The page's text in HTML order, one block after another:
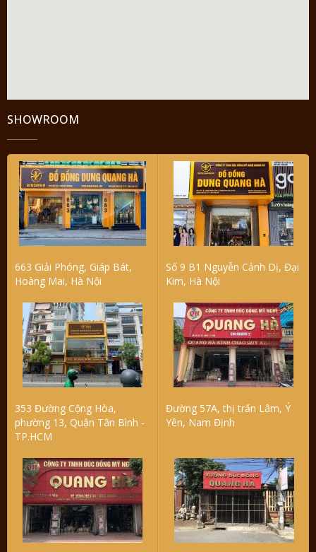
SHOWROOM
663 Giải Phóng, Giáp Bát,
Hoàng Mai, Hà Nội
Số 9 B1 Nguyễn Cảnh Dị, Đại
Kim, Hà Nội
353 Đường Cộng Hòa,
phường 13, Quận Tân Bình -
TP.HCM
Đường 57A, thị trấn Lâm, Ý
Yên, Nam Định